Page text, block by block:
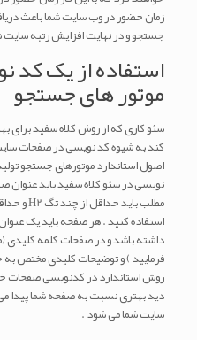
زمان حضور در وب سایت شما باعث
جستجو و در نهایت افزایش رتبه
استفاده از یک کد
موتور های جستجو
سئو کاری که از روش کلاه سفید برای
کند به شیوه کد نویسی در صفحات
اصول استاندارد موتورهای جستجو
داشته باشد و در صفحات کلمه کلیدی
فرمایید ) و توضیحات کلیدی مختص به
روش استاندارد در کدنویسی صفحات
دید بهتری نسبت به صفحه شما پیدا
سایت شما می شود .